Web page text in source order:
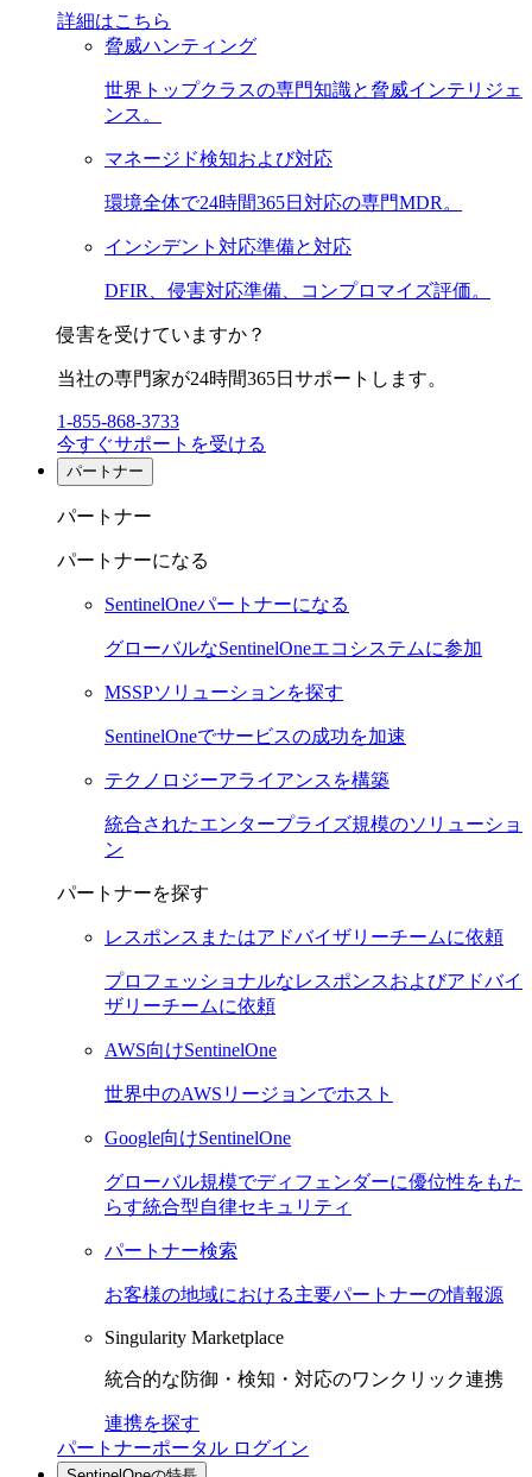
詳細はこちら
脅威ハンティング
世界トップクラスの専門知識と脅威インテリジェ
ンス。
マネージド検知および対応
環境全体で24時間365日対応の専門MDR。
インシデント対応準備と対応
DFIR、侵害対応準備、コンプロマイズ評価。
侵害を受けていますか？
当社の専門家が24時間365日サポートします。
1-855-868-3733
今すぐサポートを受ける
パートナー
パートナー
パートナーになる
SentinelOneパートナーになる
グローバルなSentinelOneエコシステムに参加
MSSPソリューションを探す
SentinelOneでサービスの成功を加速
テクノロジーアライアンスを構築
統合されたエンタープライズ規模のソリューショ
ン
パートナーを探す
レスポンスまたはアドバイザリーチームに依頼
プロフェッショナルなレスポンスおよびアドバイ
ザリーチームに依頼
AWS向けSentinelOne
世界中のAWSリージョンでホスト
Google向けSentinelOne
グローバル規模でディフェンダーに優位性をもた
らす統合型自律セキュリティ
パートナー検索
お客様の地域における主要パートナーの情報源
Singularity Marketplace
統合的な防御・検知・対応のワンクリック連携
連携を探す
パートナーポータル ログイン